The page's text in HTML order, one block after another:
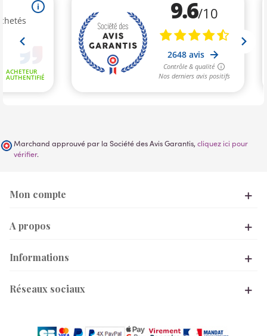
Marchand approuvé par la Société des Avis Garantis, cliquez ici pour
vérifier.
Mon compte
A propos
Informations
Réseaux sociaux